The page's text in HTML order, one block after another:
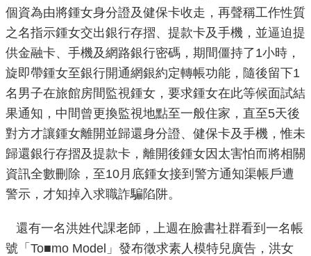
資
訊
政
府
資
訊
公
開
重
點
業
務
個資為由將鍾女身分證及健保卡收走，再聲稱工作性質
之名指示鍾女交出銀行存摺、提款卡及手機，並逼迫提
供金融卡、手機及網路銀行密碼，期間僵持了1小時，
旋即帶鍾女至銀行開通網銀約定轉帳功能，隨後留下1
名男子在旅館房間監視鍾女，要求鍾女在此等候面試結
果通知，中間曾更換監視地點至一般住家，直至5天後
對方才讓鍾女離開並歸還身分證、健保卡及手機，惟未
歸還銀行存摺及提款卡，離開後鍾女因太害怕而將相關
資訊全數刪除，至10月底鍾女接到警方通知渠帳戶遭
警示，才知掉入求職詐騙陷阱。
還有一名洪姓代課老師，上週在臉書社群看到一名帳
號「To■mo Model」發布徵求素人模特兒廣告，洪女